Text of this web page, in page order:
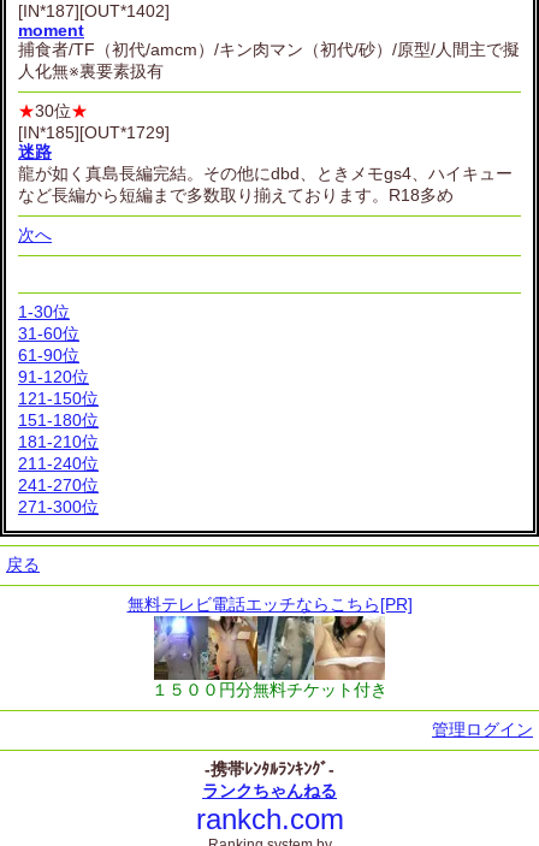
[IN*187][OUT*1402]
moment
捕食者/TF（初代/amcm）/キン肉マン（初代/砂）/原型/人間主で擬
人化無※裏要素扱有
★30位★
[IN*185][OUT*1729]
迷路
龍が如く真島長編完結。その他にdbd、ときメモgs4、ハイキュー
など長編から短編まで多数取り揃えております。R18多め
次へ
1-30位
31-60位
61-90位
91-120位
121-150位
151-180位
181-210位
211-240位
241-270位
271-300位
戻る
無料テレビ電話エッチならこちら[PR]
１５００円分無料チケット付き
管理ログイン
-携帯ﾚﾝﾀﾙﾗﾝｷﾝｸﾞ-
ランクちゃんねる
rankch.com